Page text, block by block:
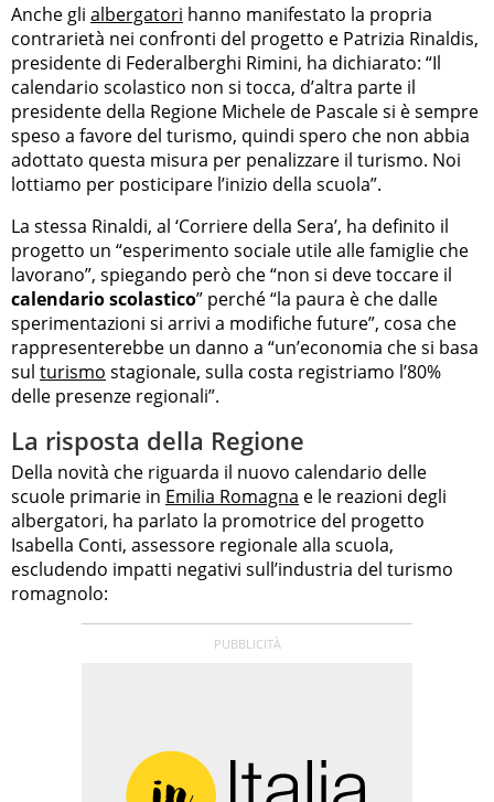
Anche gli albergatori hanno manifestato la propria
contrarietà nei confronti del progetto e Patrizia Rinaldis,
presidente di Federalberghi Rimini, ha dichiarato: “Il
calendario scolastico non si tocca, d’altra parte il
presidente della Regione Michele de Pascale si è sempre
speso a favore del turismo, quindi spero che non abbia
adottato questa misura per penalizzare il turismo. Noi
lottiamo per posticipare l’inizio della scuola”.
La stessa Rinaldi, al ‘Corriere della Sera’, ha definito il
progetto un “esperimento sociale utile alle famiglie che
lavorano”, spiegando però che “non si deve toccare il
calendario scolastico” perché “la paura è che dalle
sperimentazioni si arrivi a modifiche future”, cosa che
rappresenterebbe un danno a “un’economia che si basa
sul turismo stagionale, sulla costa registriamo l’80%
delle presenze regionali”.
La risposta della Regione
Della novità che riguarda il nuovo calendario delle
scuole primarie in Emilia Romagna e le reazioni degli
albergatori, ha parlato la promotrice del progetto
Isabella Conti, assessore regionale alla scuola,
escludendo impatti negativi sull’industria del turismo
romagnolo: